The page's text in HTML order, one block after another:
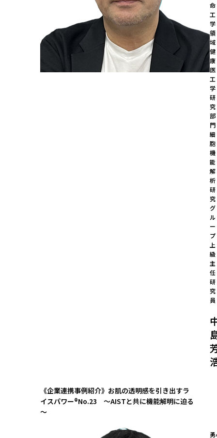
命
工
学
領
域
健
康
医
工
学
研
究
部
門
細
胞
機
能
解
析
研
究
グ
ル
ー
プ
上
級
主
任
研
究
員
《企業連携事例紹介》お肌の透明感を引き出すラ
イスパワー®No.23 ～AISTと共に機能解明に迫る
～